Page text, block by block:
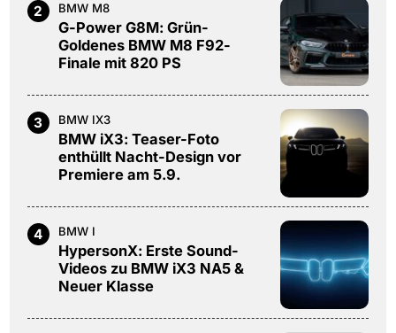
2 BMW M8
G-Power G8M: Grün-
Goldenes BMW M8 F92-
Finale mit 820 PS
3 BMW IX3
BMW iX3: Teaser-Foto
enthüllt Nacht-Design vor
Premiere am 5.9.
4 BMW I
HypersonX: Erste Sound-
Videos zu BMW iX3 NA5 &
Neuer Klasse